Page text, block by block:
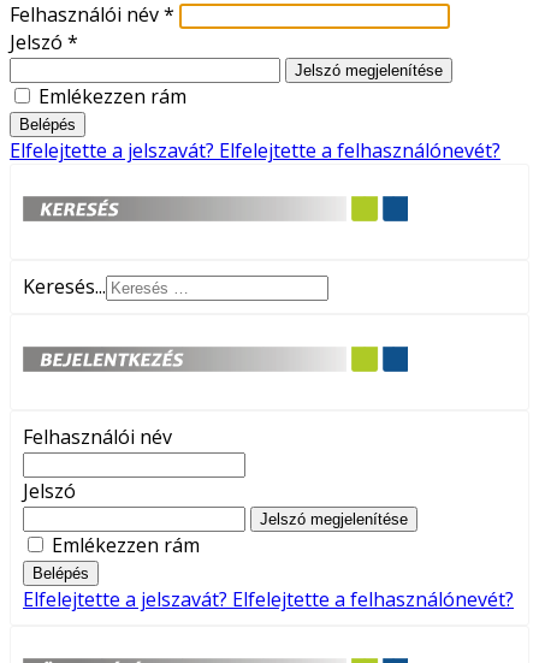
Felhasználói név*
Jelszó *
Jelszó megjelenítése
Emlékezzen rám
Belépés
Elfelejtette a jelszavát? Elfelejtette a felhasználónevét?
Keresés...
Felhasználói név
Jelszó
Jelszó megjelenítése
Emlékezzen rám
Belépés
Elfelejtette a jelszavát? Elfelejtette a felhasználónevét?